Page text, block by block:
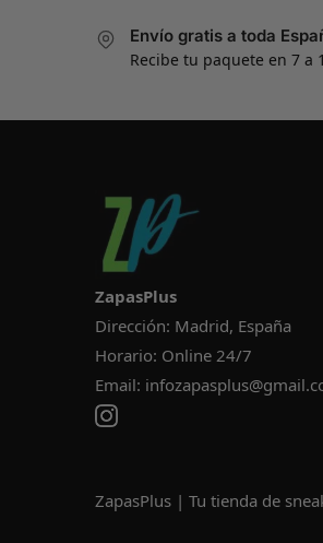
Envío gratis a toda
Recibe tu paquete en 7 a
ZapasPlus
Dirección: Madrid, España
Horario: Online 24/7
Email:
ZapasPlus | Tu tienda de